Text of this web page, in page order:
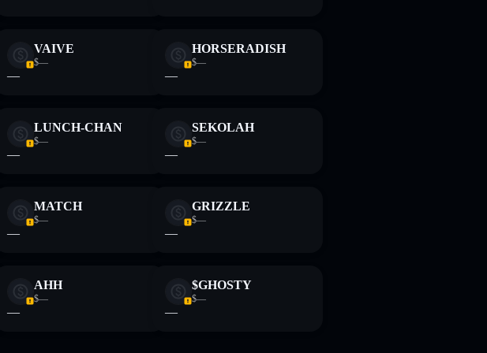
VAIVE
$—
—
HORSERADISH
$—
—
LUNCH-CHAN
$—
—
SEKOLAH
$—
—
MATCH
$—
—
GRIZZLE
$—
—
AHH
$—
—
$GHOSTY
$—
—